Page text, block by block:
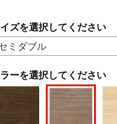
ーを選択してください
ズを選択してください